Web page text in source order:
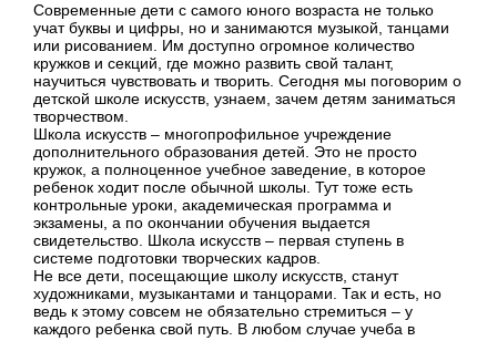
Современные дети с самого юного возраста не только
учат буквы и цифры, но и занимаются музыкой, танцами
или рисованием. Им доступно огромное количество
кружков и секций, где можно развить свой талант,
научиться чувствовать и творить. Сегодня мы поговорим о
детской школе искусств, узнаем, зачем детям заниматься
творчеством.
Школа искусств – многопрофильное учреждение
дополнительного образования детей. Это не просто
кружок, а полноценное учебное заведение, в которое
ребенок ходит после обычной школы. Тут тоже есть
контрольные уроки, академическая программа и
экзамены, а по окончании обучения выдается
свидетельство. Школа искусств – первая ступень в
системе подготовки творческих кадров.
Не все дети, посещающие школу искусств, станут
художниками, музыкантами и танцорами. Так и есть, но
ведь к этому совсем не обязательно стремиться – у
каждого ребенка свой путь. В любом случае учеба в